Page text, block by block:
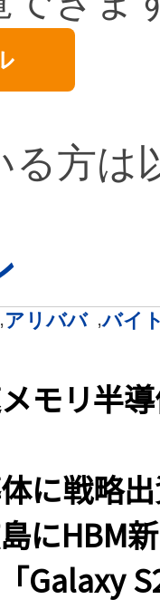
る方は
,アリババ ,バイ
モリ半
に戦略
にHBM
Galaxy